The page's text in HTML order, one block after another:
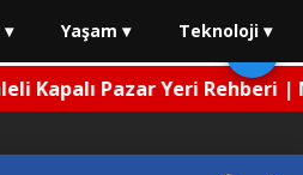
Kapalı Pazar Yeri Rehberi |
Yaşam ▾ Teknoloji ▾